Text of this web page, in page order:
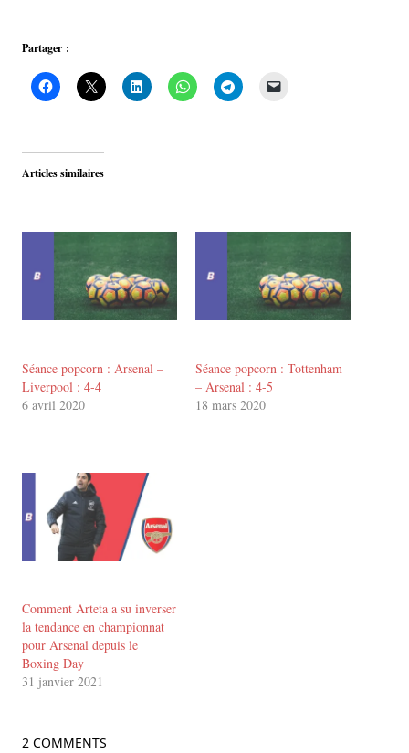
Partager :
Articles similaires
Séance popcorn : Arsenal –
Liverpool : 4-4
6 avril 2020
Séance popcorn : Tottenham
– Arsenal : 4-5
18 mars 2020
Comment Arteta a su inverser
la tendance en championnat
pour Arsenal depuis le
Boxing Day
31 janvier 2021
2 COMMENTS